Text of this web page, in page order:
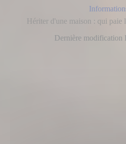
Hériter d'une maison : qui paie
Dernière modification